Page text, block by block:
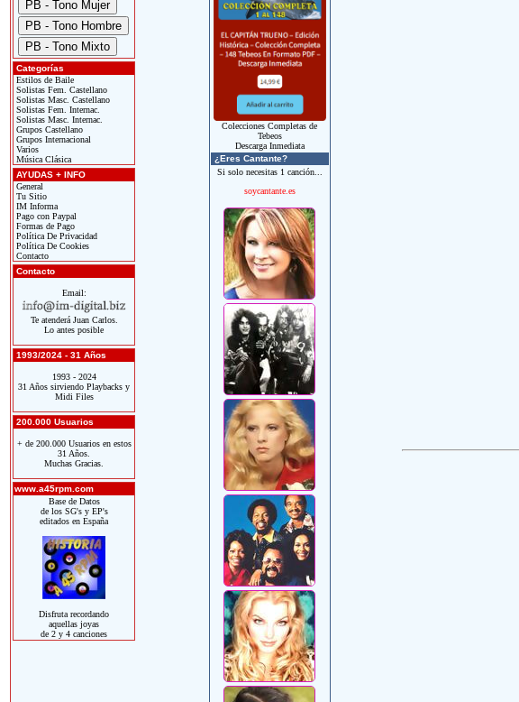
Categorías
Estilos de Baile
Solistas Fem. Castellano
Solistas Masc. Castellano
Solistas Fem. Internac.
Solistas Masc. Internac.
Grupos Castellano
Grupos Internacional
Varios
Música Clásica
AYUDAS + INFO
General
Tu Sitio
IM Informa
Pago con Paypal
Formas de Pago
Política De Privacidad
Política De Cookies
Contacto
Contacto
Email:
Te atenderá Juan Carlos.
Lo antes posible
1993/2024 - 31 Años
1993 - 2024
31 Años sirviendo Playbacks y
Midi Files
200.000 Usuarios
+ de 200.000 Usuarios en estos
31 Años.
Muchas Gracias.
www.a45rpm.com
Base de Datos
de los SG's y EP's
editados en España
Disfruta recordando
aquellas joyas
de 2 y 4 canciones
Colecciones Completas de
Tebeos
Descarga Inmediata
¿Eres Cantante?
Si solo necesitas 1 canción...
soycantante.es